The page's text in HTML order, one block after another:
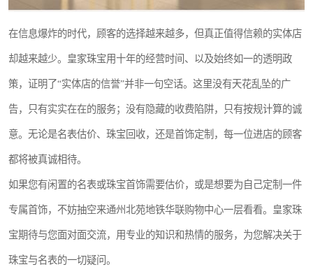
在信息爆炸的时代，顾客的选择越来越多，但真正值得信赖的实体店
却越来越少。皇家珠宝用十年的经营时间、以及始终如一的透明政
策，证明了“实体店的信誉”并非一句空话。这里没有天花乱坠的广
告，只有实实在在的服务；没有隐藏的收费陷阱，只有按规计算的诚
意。无论是名表估价、珠宝回收，还是首饰定制，每一位进店的顾客
都将被真诚相待。
如果您有闲置的名表或珠宝首饰需要估价，或是想要为自己定制一件
专属首饰，不妨抽空来通州北苑地铁华联购物中心一层看看。皇家珠
宝期待与您面对面交流，用专业的知识和热情的服务，为您解决关于
珠宝与名表的一切疑问。